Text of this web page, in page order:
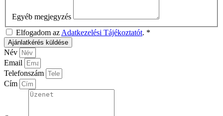
Egyéb megjegyzés
Elfogadom az Adatkezelési Tájékoztatót. *
Ajánlatkérés küldése
Név
Email
Telefonszám
Cím